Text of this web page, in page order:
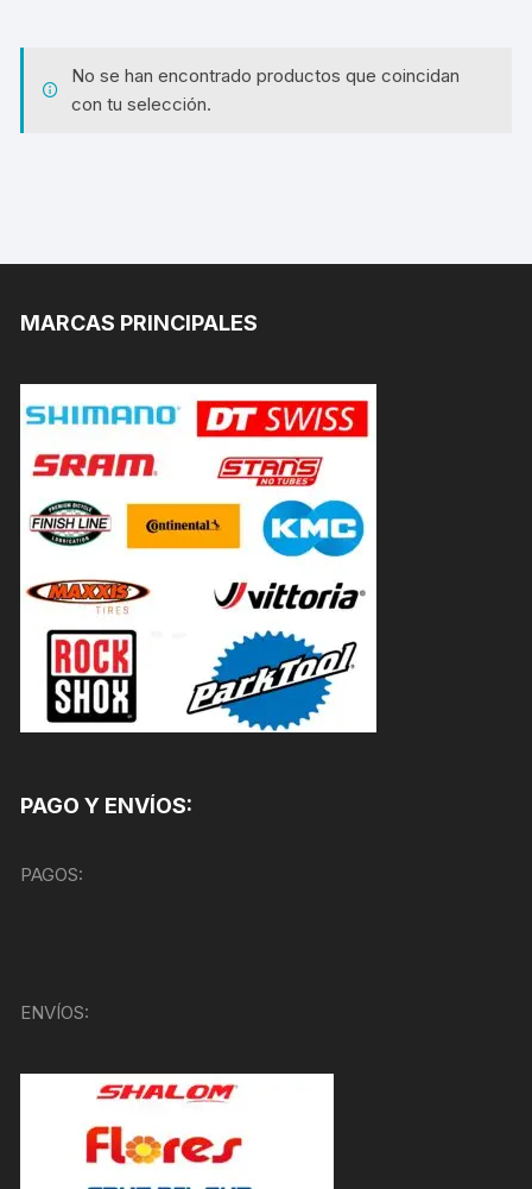
No se han encontrado productos que coincidan
con tu selección.
MARCAS PRINCIPALES
PAGO Y ENVÍOS:
PAGOS:
ENVÍOS: